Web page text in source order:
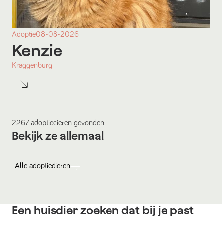
Adoptie08-08-2026
Kenzie
Kraggenburg
2267 adoptiedieren gevonden
Bekijk ze allemaal
Alle adoptiedieren
Een huisdier zoeken dat bij je past